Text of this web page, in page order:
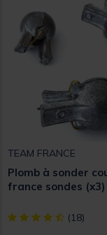
TEAM FRANCE
Plomb à sonder
france sondes (x3)
[object Object] out
(18)